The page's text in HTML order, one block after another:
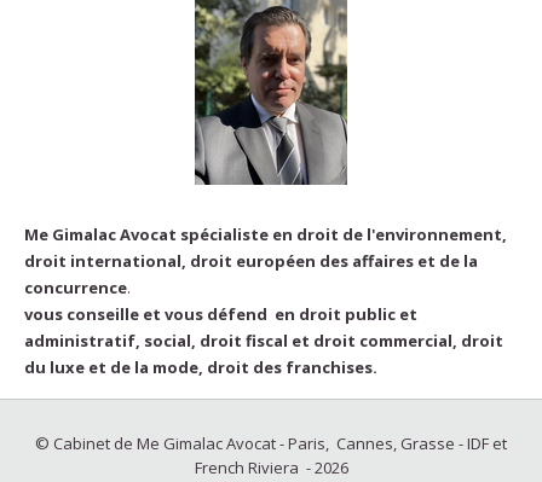
Me Gimalac Avocat spécialiste en droit de l'environnement,
droit international, droit européen des affaires et de la
concurrence.
vous conseille et vous défend en droit public et
administratif, social, droit fiscal et droit commercial, droit
du luxe et de la mode, droit des franchises.
© Cabinet de Me Gimalac Avocat - Paris, Cannes, Grasse - IDF et
French Riviera - 2026